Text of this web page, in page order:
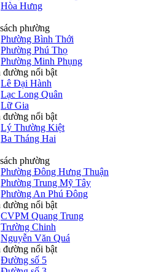
Hòa Hưng
phường
Phường Bình Thới
Phường Phú Thọ
Phường Minh Phụng
đường nổi bật
Lê Đại Hành
Lạc Long Quân
Lữ Gia
đường nổi bật
Lý Thường Kiệt
Ba Tháng Hai
phường
Phường Đông Hưng Thuận
Phường Trung Mỹ Tây
Phường An Phú Đông
đường nổi bật
CVPM Quang Trung
Trường Chinh
Nguyễn Văn Quá
đường nổi bật
Đường số 5